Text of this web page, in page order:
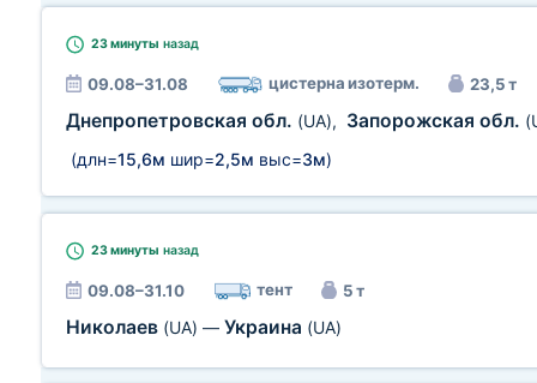
23 минуты назад
09.08–31.08 цистерна изотерм. 23,5 т
Днепропетровская обл. (UA), Запорожская обл.
(длн=15,6м шир=2,5м выс=3м)
23 минуты назад
09.08–31.10 тент 5 т
Николаев (UA) — Украина (UA)